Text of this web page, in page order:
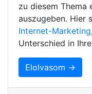
zu diesem Thema
auszugeben. Hier
Internet-Marketing
Unterschied in
Elolvasom →